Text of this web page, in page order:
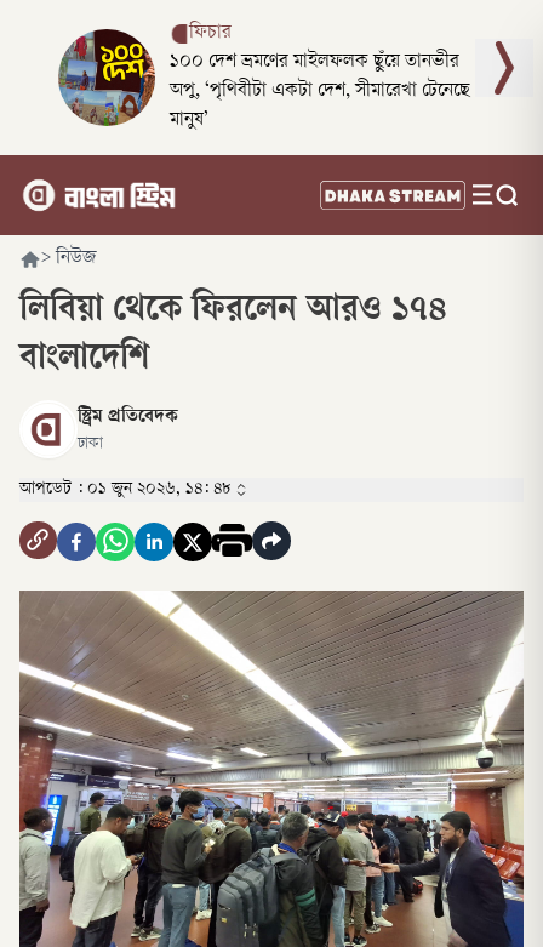
ফিচার
১০০ দেশ ভ্রমণের মাইলফলক ছুঁয়ে তানভীর
অপু, ‘পৃথিবীটা একটা দেশ, সীমারেখা টেনেছে
মানুষ’
> নিউজ
লিবিয়া থেকে ফিরলেন আরও ১৭৪
বাংলাদেশি
স্ট্রিম প্রতিবেদক
ঢাকা
আপডেট : ০১ জুন ২০২৬, ১৪: ৪৮